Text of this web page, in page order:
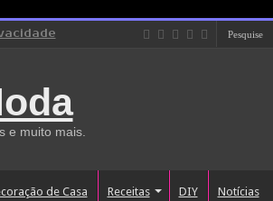
e muito mais.
de Casa Receitas DIY Notícias